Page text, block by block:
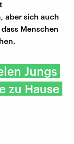
aber sich auch
Menschen
Jungs
zu Hause